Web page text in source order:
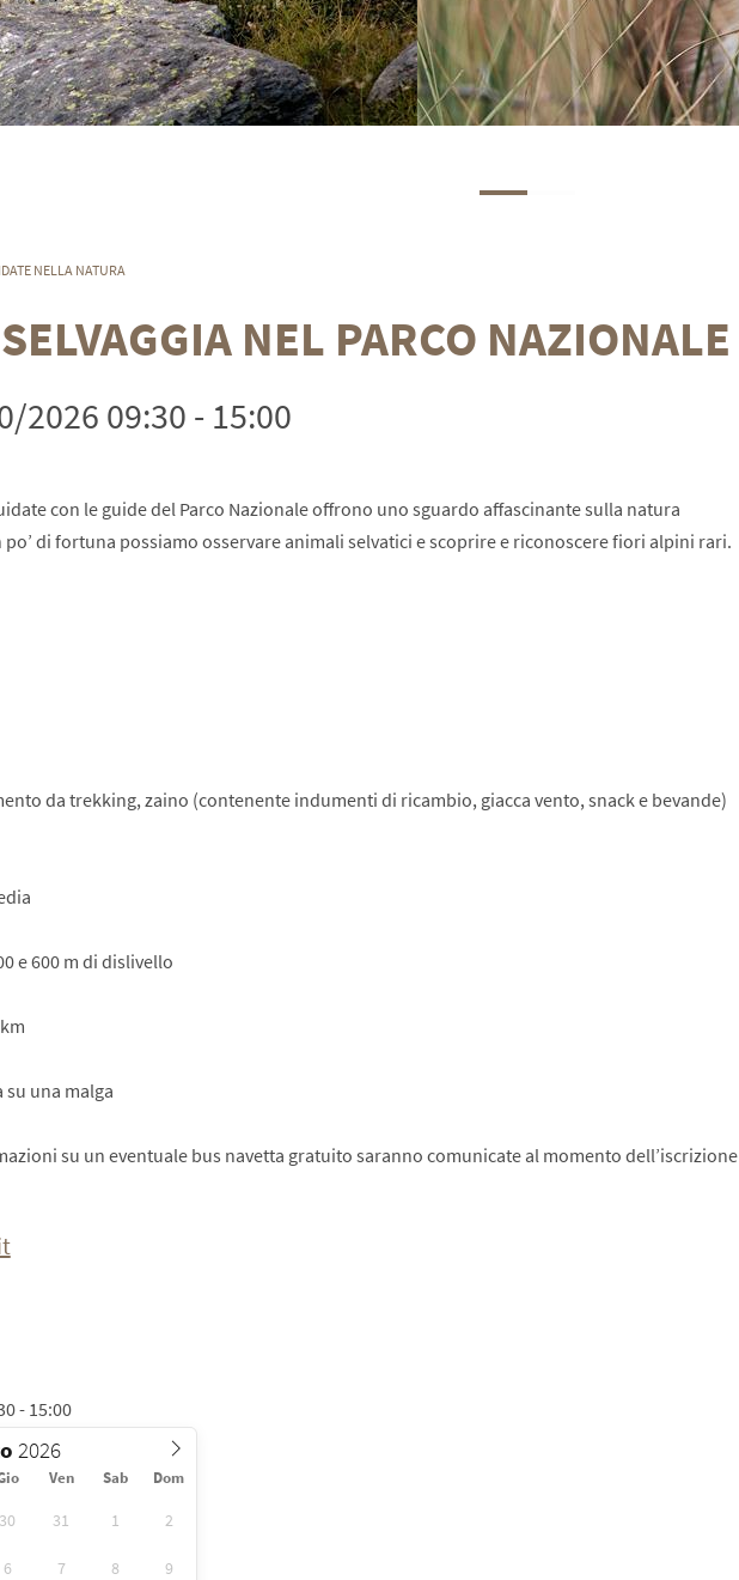
NELLA NATURA
NEL PARCO NAZIONALE
2026 09:30 - 15:00
con le guide del Parco Nazionale offrono uno sguardo affascinante sulla natura
di fortuna possiamo osservare animali selvatici e scoprire e riconoscere fiori alpini rari.
da trekking, zaino (contenente indumenti di ricambio, giacca vento, snack e bevande)
e 600 m di dislivello
su una malga
su un eventuale bus navetta gratuito saranno comunicate al momento dell’iscrizione
- 15:00
Ven Sab Dom
30 31 1 2
6 7 8 9